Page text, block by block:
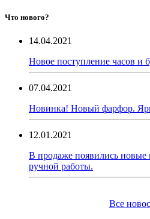
Что нового?
14.04.2021
Новое поступление часов и
07.04.2021
Новинка! Новый фарфор.
12.01.2021
В продаже появились новые
ручной работы.
Все